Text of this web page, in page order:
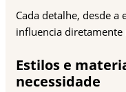
Cada detalhe, desde a
influencia
Estilos e
necessidade